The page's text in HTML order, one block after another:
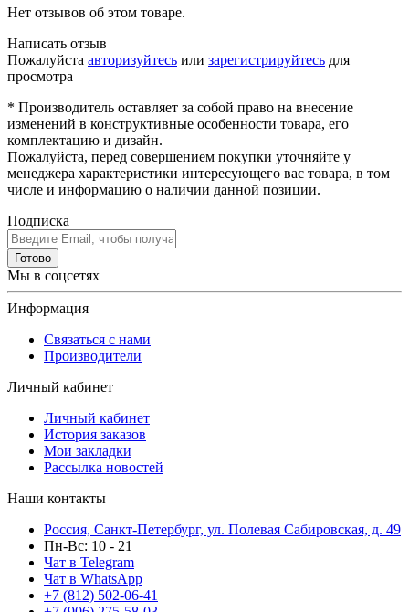
Нет отзывов об этом товаре.
Написать отзыв
Пожалуйста авторизуйтесь или зарегистрируйтесь для
просмотра
* Производитель оставляет за собой право на внесение
изменений в конструктивные особенности товара, его
комплектацию и дизайн.
Пожалуйста, перед совершением покупки уточняйте у
менеджера характеристики интересующего вас товара, в том
числе и информацию о наличии данной позиции.
Подписка
Готово
Мы в соцсетях
Информация
Связаться с нами
Производители
Личный кабинет
Личный кабинет
История заказов
Мои закладки
Рассылка новостей
Наши контакты
Россия, Санкт-Петербург, ул. Полевая Сабировская, д. 49
Пн-Вс: 10 - 21
Чат в Telegram
Чат в WhatsApp
+7 (812) 502-06-41